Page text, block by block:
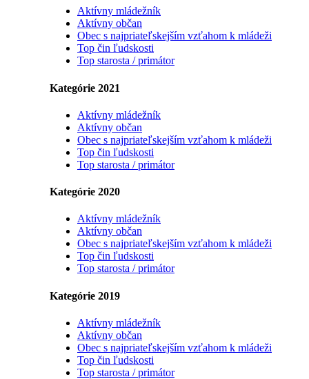
Aktívny mládežník
Aktívny občan
Obec s najpriateľskejším vzťahom k mládeži
Top čin ľudskosti
Top starosta / primátor
Kategórie 2021
Aktívny mládežník
Aktívny občan
Obec s najpriateľskejším vzťahom k mládeži
Top čin ľudskosti
Top starosta / primátor
Kategórie 2020
Aktívny mládežník
Aktívny občan
Obec s najpriateľskejším vzťahom k mládeži
Top čin ľudskosti
Top starosta / primátor
Kategórie 2019
Aktívny mládežník
Aktívny občan
Obec s najpriateľskejším vzťahom k mládeži
Top čin ľudskosti
Top starosta / primátor